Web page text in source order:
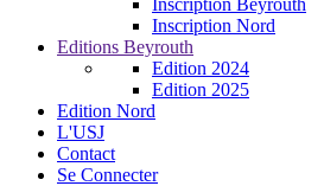
Inscription Beyrouth
Inscription Nord
Editions Beyrouth
Edition 2024
Edition 2025
Edition Nord
L'USJ
Contact
Se Connecter